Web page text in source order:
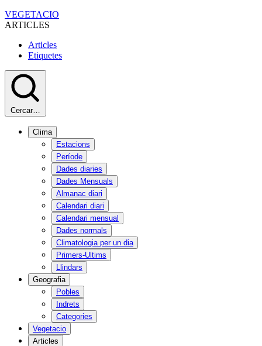
VEGETACIO
ARTICLES
Articles
Etiquetes
Cercar…
Clima
Estacions
Període
Dades diaries
Dades Mensuals
Almanac diari
Calendari diari
Calendari mensual
Dades normals
Climatologia per un dia
Primers-Ultims
Llindars
Geografia
Pobles
Indrets
Categories
Vegetacio
Articles